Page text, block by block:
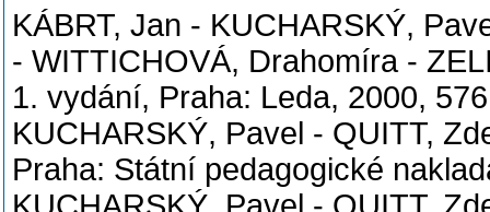
KÁBRT, Jan - KUCHARSKÝ,
- WITTICHOVÁ, Drahomíra -
1. vydání, Praha: Leda, 2000,
KUCHARSKÝ, Pavel - QUITT,
Praha: Státní pedagogické